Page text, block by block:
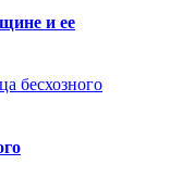
и ее